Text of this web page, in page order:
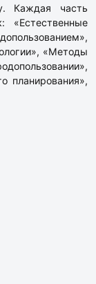
Каждая часть
«Естественные
«Методы
планирования»,